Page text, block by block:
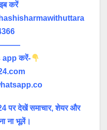
करें
app करें-
पर देखें समाचार, शेयर और
ना भूलें।